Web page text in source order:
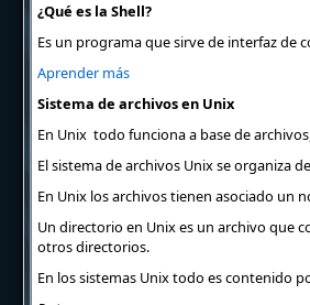
¿Qué es la Shell?
Es un programa que sirve de interfaz de
Aprender más
Sistema de archivos en Unix
En Unix todo funciona a base de
El sistema de archivos Unix se organiza
En Unix los archivos tienen asociado un
Un directorio en Unix es un archivo que
otros directorios.
En los sistemas Unix todo es contenido